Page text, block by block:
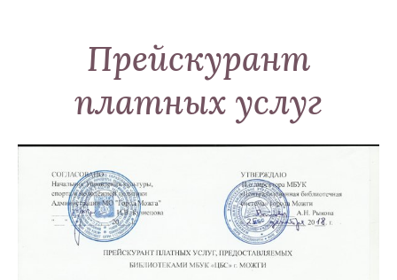
Прейскурант
платных услуг